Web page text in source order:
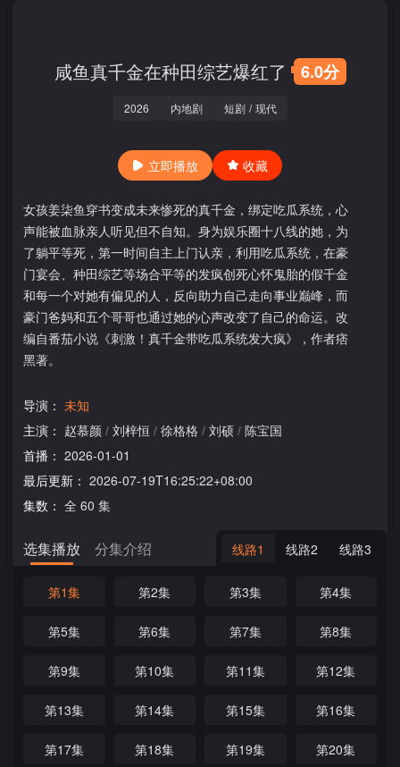
咸鱼真千金在种田综艺爆红了 6.0分
2026 内地剧 短剧 / 现代
立即播放 收藏
女孩姜柒鱼穿书变成未来惨死的真千金，绑定吃瓜系统，心
声能被血脉亲人听见但不自知。身为娱乐圈十八线的她，为
了躺平等死，第一时间自主上门认亲，利用吃瓜系统，在豪
门宴会、种田综艺等场合平等的发疯创死心怀鬼胎的假千金
和每一个对她有偏见的人，反向助力自己走向事业巅峰，而
豪门爸妈和五个哥哥也通过她的心声改变了自己的命运。改
编自番茄小说《刺激！真千金带吃瓜系统发大疯》，作者痞
黑著。
导演： 未知
主演： 赵慕颜 / 刘梓恒 / 徐格格 / 刘硕 / 陈宝国
首播： 2026-01-01
最后更新： 2026-07-19T16:25:22+08:00
集数： 全 60 集
选集播放 分集介绍 线路1 线路2 线路3
第1集 第2集 第3集 第4集
第5集 第6集 第7集 第8集
第9集 第10集 第11集 第12集
第13集 第14集 第15集 第16集
第17集 第18集 第19集 第20集